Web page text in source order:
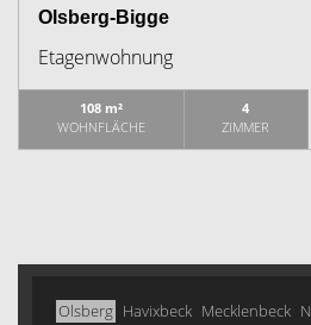
Olsberg-Bigge
Etagenwohnung
108 m²
WOHNFLÄCHE
4
ZIMMER
Olsberg Havixbeck Mecklenbeck